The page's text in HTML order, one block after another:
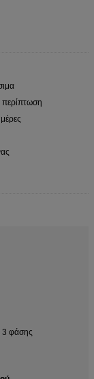
περίπτωση
3 φάσης